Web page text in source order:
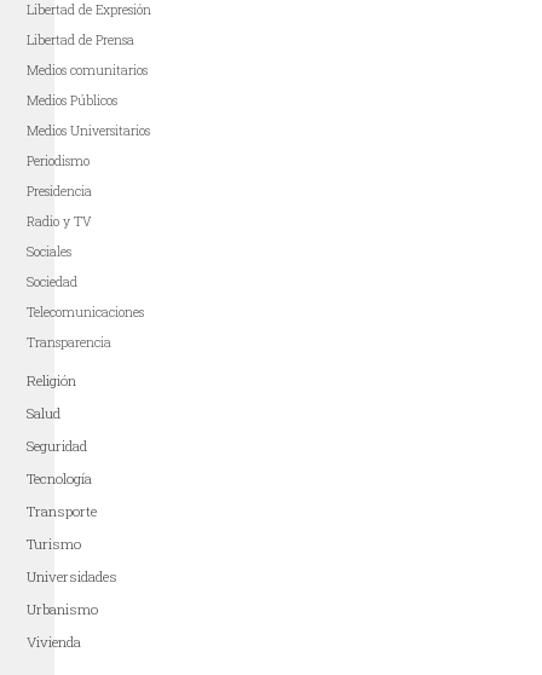
Libertad de Expresión
Libertad de Prensa
Medios comunitarios
Medios Públicos
Medios Universitarios
Periodismo
Presidencia
Radio y TV
Sociales
Sociedad
Telecomunicaciones
Transparencia
Religión
Salud
Seguridad
Tecnología
Transporte
Turismo
Universidades
Urbanismo
Vivienda